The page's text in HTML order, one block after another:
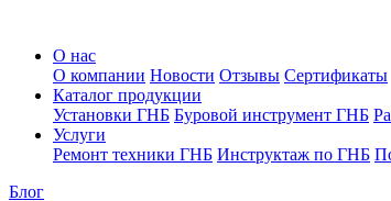
О нас
О компании Новости Отзывы Сертификаты
Каталог продукции
Установки ГНБ Буровой инструмент ГНБ
Услуги
Ремонт техники ГНБ Инструктаж по ГНБ
Блог